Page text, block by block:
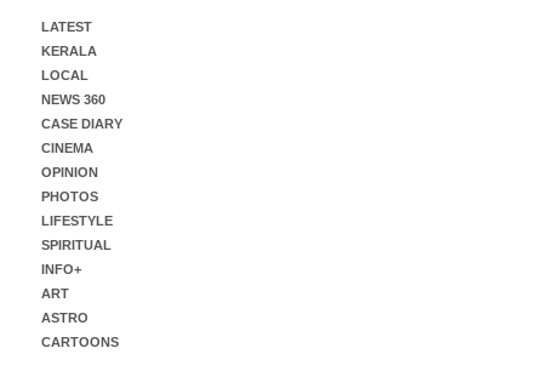
LATEST
KERALA
LOCAL
NEWS 360
CASE DIARY
CINEMA
OPINION
PHOTOS
LIFESTYLE
SPIRITUAL
INFO+
ART
ASTRO
CARTOONS